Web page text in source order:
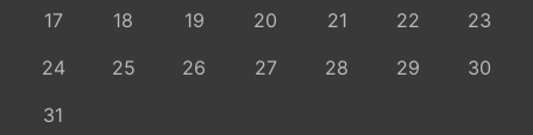
17
18 19 20 21 22
23
24
25 26 27 28 29
30
31